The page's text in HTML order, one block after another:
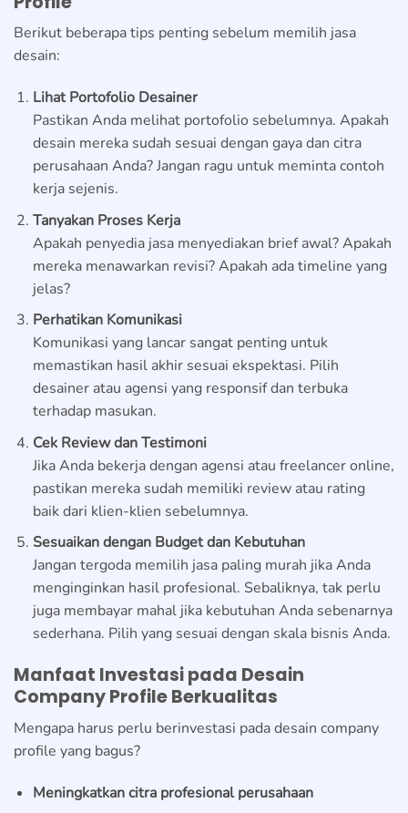
Berikut beberapa tips penting sebelum memilih jasa
desain:
Lihat Portofolio Desainer
Pastikan Anda melihat portofolio sebelumnya. Apakah
desain mereka sudah sesuai dengan gaya dan citra
perusahaan Anda? Jangan ragu untuk meminta contoh
kerja sejenis.
Tanyakan Proses Kerja
Apakah penyedia jasa menyediakan brief awal? Apakah
mereka menawarkan revisi? Apakah ada timeline yang
jelas?
Perhatikan Komunikasi
Komunikasi yang lancar sangat penting untuk
memastikan hasil akhir sesuai ekspektasi. Pilih
desainer atau agensi yang responsif dan terbuka
terhadap masukan.
Cek Review dan Testimoni
Jika Anda bekerja dengan agensi atau freelancer online,
pastikan mereka sudah memiliki review atau rating
baik dari klien-klien sebelumnya.
Sesuaikan dengan Budget dan Kebutuhan
Jangan tergoda memilih jasa paling murah jika Anda
menginginkan hasil profesional. Sebaliknya, tak perlu
juga membayar mahal jika kebutuhan Anda sebenarnya
sederhana. Pilih yang sesuai dengan skala bisnis Anda.
Manfaat Investasi pada Desain
Company Profile Berkualitas
Mengapa harus perlu berinvestasi pada desain company
profile yang bagus?
Meningkatkan citra profesional perusahaan